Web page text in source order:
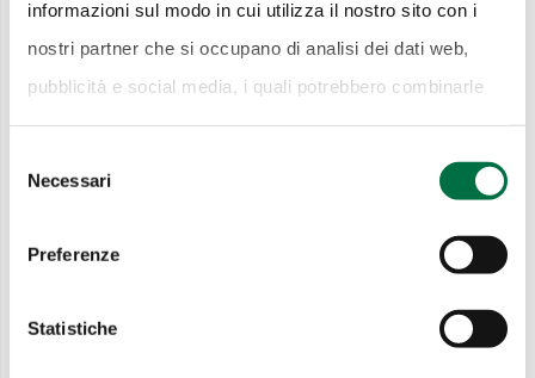
informazioni sul modo in cui utilizza il nostro sito con i
nostri partner che si occupano di analisi dei dati web,
pubblicità e social media, i quali potrebbero combinarle
con altre informazioni che ha fornito loro o che hanno
Cookie Policy.
delNecessari
Preferenze
Statistiche